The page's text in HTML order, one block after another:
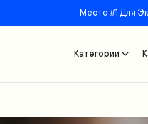
Место #1 Для
Категории